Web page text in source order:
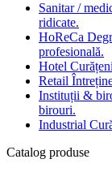
Sanitar /
ridicate.
HoReCa
profesională.
Hotel
Retail
Instituții &
birouri.
Industrial
Catalog produse